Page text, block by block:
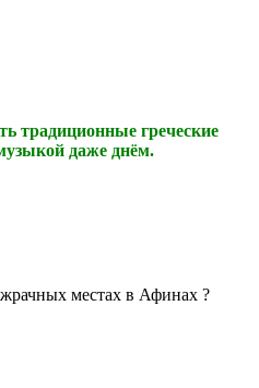
традиционные греческие
даже днём.
местах в Афинах ?